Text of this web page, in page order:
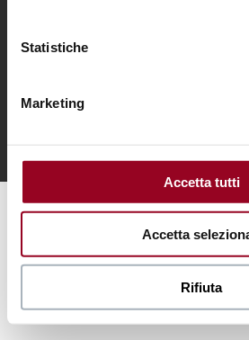
Statistiche
Marketing
Accetta tutti
Accetta
Rifiuta
© 2018 Centro d’Abruzzo – Via Po